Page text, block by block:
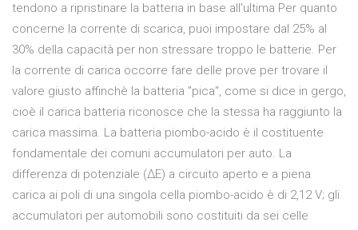
tendono a ripristinare la batteria in base all'ultima Per quanto
concerne la corrente di scarica, puoi impostare dal 25% al
30% della capacità per non stressare troppo le batterie. Per
la corrente di carica occorre fare delle prove per trovare il
valore giusto affinchè la batteria "pica", come si dice in gergo,
cioè il carica batteria riconosce che la stessa ha raggiunto la
carica massima. La batteria piombo-acido è il costituente
fondamentale dei comuni accumulatori per auto. La
differenza di potenziale (∆E) a circuito aperto e a piena
carica ai poli di una singola cella piombo-acido è di 2,12 V; gli
accumulatori per automobili sono costituiti da sei celle